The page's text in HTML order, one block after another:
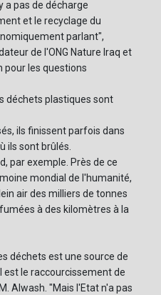
a pas de décharge
et le recyclage du
parlant",
de l'ONG Nature Iraq et
pour les questions
déchets plastiques sont
ils finissent parfois dans
ils sont brûlés.
par exemple. Près de ce
mondial de l'humanité,
air des milliers de tonnes
à des kilomètres à la
déchets est une source de
est le raccourcissement de
Alwash. "Mais l'Etat n'a pas